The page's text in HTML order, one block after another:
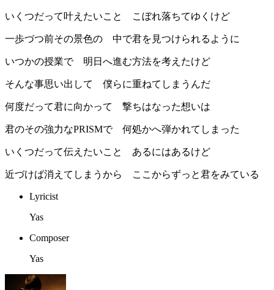
いくつだって叶えたいこと こぼれ落ちてゆくけど
一歩づつ前その景色の 中で君を見つけられるように
いつかの授業で 明日へ進む方法を考えたけど
そんな事思い出して 僕らに重ねてしまうんだ
何度だって君に向かって 撃ちはなった想いは
君のその強力なPRISMで 何処かへ弾かれてしまった
いくつだって伝えたいこと あるにはあるけど
近づけば消えてしまうから ここからずっと君をみている
Lyricist
Yas
Composer
Yas